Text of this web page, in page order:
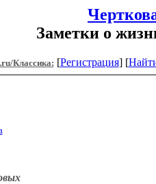
Заметки о
Классика: [Регистрация] [